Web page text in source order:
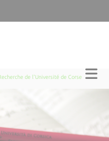
de l'Université de Corse